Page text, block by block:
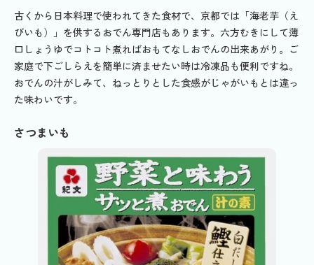
古くから日本料理で使われてきた食材で、京都では「海老芋（え
びいも）」を供するおでん専門店もあります。六方むきにして薄
口しょうゆでコトコト煮ればおもてなしおでんの出来あがり。ご
家庭で下ごしらえを簡単に済ませたい時は冷凍品も便利ですね。
おでんの汁がしみて、ねっとりとした食感がじゃがいもとは違っ
た味わいです。
さつまいも